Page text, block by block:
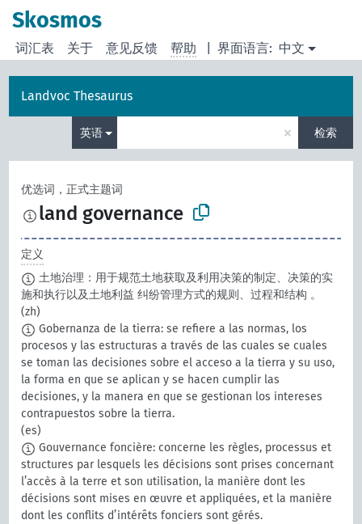
Skosmos
界面语言: 中文
词汇表 关于 意见反馈 帮助
Landvoc Thesaurus
英语 × 检索
优选词，正式主题词
land governance
定义
土地治理：用于规范土地获取及利用决策的制定、决策的实
施和执行以及土地利益 纠纷管理方式的规则、过程和结构 。
(zh)
Gobernanza de la tierra: se refiere a las normas, los
procesos y las estructuras a través de las cuales se cuales
se toman las decisiones sobre el acceso a la tierra y su uso,
la forma en que se aplican y se hacen cumplir las
decisiones, y la manera en que se gestionan los intereses
contrapuestos sobre la tierra.
(es)
Gouvernance foncière: concerne les règles, processus et
structures par lesquels les décisions sont prises concernant
l’accès à la terre et son utilisation, la manière dont les
décisions sont mises en œuvre et appliquées, et la manière
dont les conflits d’intérêts fonciers sont gérés.